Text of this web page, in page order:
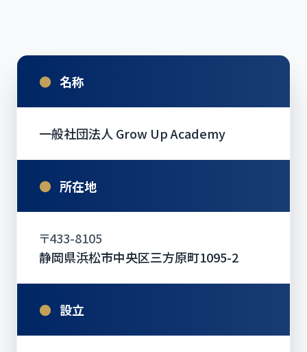
● 名称
一般社団法人 Grow Up Academy
● 所在地
〒433-8105
静岡県浜松市中央区三方原町1095-2
● 設立